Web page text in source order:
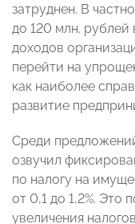
затруднен. В
до 120 млн. рублей
доходов
перейти на
как наиболее
развитие
Среди
озвучил
по налогу на
от 0,1 до 1,2%. Это
увеличения